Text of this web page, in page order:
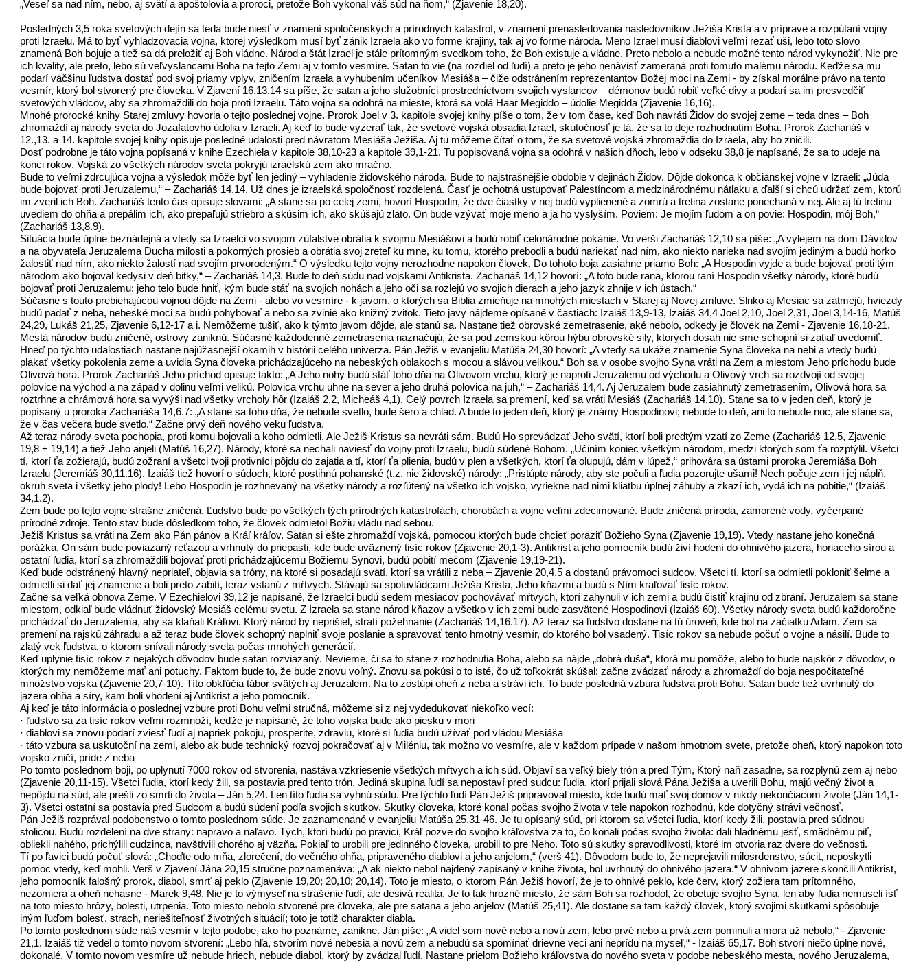
„Veseľ sa nad ním, nebo, aj svätí a apoštolovia a proroci, pretože Boh vykonal váš súd na ňom,“ (Zjavenie 18,20).
Posledných 3,5 roka svetových dejín sa teda bude niesť v znamení spoločenských a prírodných katastrof, v znamení prenasledovania nasledovníkov Ježiša Krista a v príprave a rozpútaní vojny
proti Izraelu. Má to byť vyhladzovacia vojna, ktorej výsledkom musí byť zánik Izraela ako vo forme krajiny, tak aj vo forme národa. Meno Izrael musí diablovi veľmi rezať uši, lebo toto slovo
znamená Boh bojuje a tiež sa dá preložiť aj Boh vládne. Národ a štát Izrael je stále prítomným svedkom toho, že Boh existuje a vládne. Preto nebolo a nebude možné tento národ vykynožiť. Nie pre
ich kvality, ale preto, lebo sú veľvyslancami Boha na tejto Zemi aj v tomto vesmíre. Satan to vie (na rozdiel od ľudí) a preto je jeho nenávisť zameraná proti tomuto malému národu. Keďže sa mu
podarí väčšinu ľudstva dostať pod svoj priamy vplyv, zničením Izraela a vyhubením učeníkov Mesiáša – čiže odstránením reprezentantov Božej moci na Zemi - by získal morálne právo na tento
vesmír, ktorý bol stvorený pre človeka. V Zjavení 16,13.14 sa píše, že satan a jeho služobníci prostredníctvom svojich vyslancov – démonov budú robiť veľké divy a podarí sa im presvedčiť
svetových vládcov, aby sa zhromaždili do boja proti Izraelu. Táto vojna sa odohrá na mieste, ktorá sa volá Haar Megiddo – údolie Megidda (Zjavenie 16,16).
Mnohé prorocké knihy Starej zmluvy hovoria o tejto poslednej vojne. Prorok Joel v 3. kapitole svojej knihy píše o tom, že v tom čase, keď Boh navráti Židov do svojej zeme – teda dnes – Boh
zhromaždí aj národy sveta do Jozafatovho údolia v Izraeli. Aj keď to bude vyzerať tak, že svetové vojská obsadia Izrael, skutočnosť je tá, že sa to deje rozhodnutím Boha. Prorok Zachariáš v
12.,13. a 14. kapitole svojej knihy opisuje posledné udalosti pred návratom Mesiáša Ježiša. Aj tu môžeme čítať o tom, že sa svetové vojská zhromaždia do Izraela, aby ho zničili.
Dosť podrobne je táto vojna popísaná v knihe Ezechiela v kapitole 38,10-23 a kapitole 39,1-21. Tu popisovaná vojna sa odohrá v našich dňoch, lebo v odseku 38,8 je napísané, že sa to udeje na
konci rokov. Vojská zo všetkých národov sveta pokryjú izraelskú zem ako mračno.
Bude to veľmi zdrcujúca vojna a výsledok môže byť len jediný – vyhladenie židovského národa. Bude to najstrašnejšie obdobie v dejinách Židov. Dôjde dokonca k občianskej vojne v Izraeli: „Júda
bude bojovať proti Jeruzalemu,“ – Zachariáš 14,14. Už dnes je izraelská spoločnosť rozdelená. Časť je ochotná ustupovať Palestíncom a medzinárodnému nátlaku a ďalší si chcú udržať zem, ktorú
im zveril ich Boh. Zachariáš tento čas opisuje slovami: „A stane sa po celej zemi, hovorí Hospodin, že dve čiastky v nej budú vyplienené a zomrú a tretina zostane ponechaná v nej. Ale aj tú tretinu
uvediem do ohňa a prepálim ich, ako prepaľujú striebro a skúsim ich, ako skúšajú zlato. On bude vzývať moje meno a ja ho vyslyším. Poviem: Je mojím ľudom a on povie: Hospodin, môj Boh,“
(Zachariáš 13,8.9).
Situácia bude úplne beznádejná a vtedy sa Izraelci vo svojom zúfalstve obrátia k svojmu Mesiášovi a budú robiť celonárodné pokánie. Vo verši Zachariáš 12,10 sa píše: „A vylejem na dom Dávidov
a na obyvateľa Jeruzalema Ducha milosti a pokorných prosieb a obrátia svoj zreteľ ku mne, ku tomu, ktorého prebodli a budú nariekať nad ním, ako niekto narieka nad svojím jediným a budú horko
žalostiť nad ním, ako niekto žalostí nad svojím prvorodeným.“ O výsledku tejto vojny nerozhodne napokon človek. Do tohoto boja zasiahne priamo Boh: „A Hospodin vyjde a bude bojovať proti tým
národom ako bojoval kedysi v deň bitky,“ – Zachariáš 14,3. Bude to deň súdu nad vojskami Antikrista. Zachariáš 14,12 hovorí: „A toto bude rana, ktorou raní Hospodin všetky národy, ktoré budú
bojovať proti Jeruzalemu: jeho telo bude hniť, kým bude stáť na svojich nohách a jeho oči sa rozlejú vo svojich dierach a jeho jazyk zhnije v ich ústach.“
Súčasne s touto prebiehajúcou vojnou dôjde na Zemi - alebo vo vesmíre - k javom, o ktorých sa Biblia zmieňuje na mnohých miestach v Starej aj Novej zmluve. Slnko aj Mesiac sa zatmejú, hviezdy
budú padať z neba, nebeské moci sa budú pohybovať a nebo sa zvinie ako knižný zvitok. Tieto javy nájdeme opísané v častiach: Izaiáš 13,9-13, Izaiáš 34,4 Joel 2,10, Joel 2,31, Joel 3,14-16, Matúš
24,29, Lukáš 21,25, Zjavenie 6,12-17 a i. Nemôžeme tušiť, ako k týmto javom dôjde, ale stanú sa. Nastane tiež obrovské zemetrasenie, aké nebolo, odkedy je človek na Zemi - Zjavenie 16,18-21.
Mestá národov budú zničené, ostrovy zaniknú. Súčasné každodenné zemetrasenia naznačujú, že sa pod zemskou kôrou hýbu obrovské sily, ktorých dosah nie sme schopní si zatiaľ uvedomiť.
Hneď po týchto udalostiach nastane najúžasnejší okamih v histórii celého univerza. Pán Ježiš v evanjeliu Matúša 24,30 hovorí: „A vtedy sa ukáže znamenie Syna človeka na nebi a vtedy budú
plakať všetky pokolenia zeme a uvidia Syna človeka prichádzajúceho na nebeských oblakoch s mocou a slávou velikou.“ Boh sa v osobe svojho Syna vráti na Zem a miestom Jeho príchodu bude
Olivová hora. Prorok Zachariáš Jeho príchod opisuje takto: „A Jeho nohy budú stáť toho dňa na Olivovom vrchu, ktorý je naproti Jeruzalemu od východu a Olivový vrch sa rozdvojí od svojej
polovice na východ a na západ v dolinu veľmi velikú. Polovica vrchu uhne na sever a jeho druhá polovica na juh,“ – Zachariáš 14,4. Aj Jeruzalem bude zasiahnutý zemetrasením, Olivová hora sa
roztrhne a chrámová hora sa vyvýši nad všetky vrcholy hôr (Izaiáš 2,2, Micheáš 4,1). Celý povrch Izraela sa premení, keď sa vráti Mesiáš (Zachariáš 14,10). Stane sa to v jeden deň, ktorý je
popísaný u proroka Zachariáša 14,6.7: „A stane sa toho dňa, že nebude svetlo, bude šero a chlad. A bude to jeden deň, ktorý je známy Hospodinovi; nebude to deň, ani to nebude noc, ale stane sa,
že v čas večera bude svetlo.“ Začne prvý deň nového veku ľudstva.
Až teraz národy sveta pochopia, proti komu bojovali a koho odmietli. Ale Ježiš Kristus sa nevráti sám. Budú Ho sprevádzať Jeho svätí, ktorí boli predtým vzatí zo Zeme (Zachariáš 12,5, Zjavenie
19,8 + 19,14) a tiež Jeho anjeli (Matúš 16,27). Národy, ktoré sa nechali naviesť do vojny proti Izraelu, budú súdené Bohom. „Učiním koniec všetkým národom, medzi ktorých som ťa rozptýlil. Všetci
tí, ktorí ťa zožierajú, budú zožraní a všetci tvoji protivníci pôjdu do zajatia a tí, ktorí ťa plienia, budú v plen a všetkých, ktorí ťa olupujú, dám v lúpež,“ prihovára sa ústami proroka Jeremiáša Boh
Izraelu (Jeremiáš 30,11.16). Izaiáš tiež hovorí o súdoch, ktoré postihnú pohanské (t.z. nie židovské) národy: „Pristúpte národy, aby ste počuli a ľudia pozorujte ušami! Nech počuje zem i jej náplň,
okruh sveta i všetky jeho plody! Lebo Hospodin je rozhnevaný na všetky národy a rozľútený na všetko ich vojsko, vyriekne nad nimi kliatbu úplnej záhuby a zkazí ich, vydá ich na pobitie,“ (Izaiáš
34,1.2).
Zem bude po tejto vojne strašne zničená. Ľudstvo bude po všetkých tých prírodných katastrofách, chorobách a vojne veľmi zdecimované. Bude zničená príroda, zamorené vody, vyčerpané
prírodné zdroje. Tento stav bude dôsledkom toho, že človek odmietol Božiu vládu nad sebou.
Ježiš Kristus sa vráti na Zem ako Pán pánov a Kráľ kráľov. Satan si ešte zhromaždí vojská, pomocou ktorých bude chcieť poraziť Božieho Syna (Zjavenie 19,19). Vtedy nastane jeho konečná
porážka. On sám bude poviazaný reťazou a vrhnutý do priepasti, kde bude uväznený tisíc rokov (Zjavenie 20,1-3). Antikrist a jeho pomocník budú živí hodení do ohnivého jazera, horiaceho sírou a
ostatní ľudia, ktorí sa zhromaždili bojovať proti prichádzajúcemu Božiemu Synovi, budú pobití mečom (Zjavenie 19,19-21).
Keď bude odstránený hlavný nepriateľ, objavia sa tróny, na ktoré si posadajú svätí, ktorí sa vrátili z neba – Zjavenie 20,4.5 a dostanú právomoci sudcov. Všetci tí, ktorí sa odmietli pokloniť šelme a
odmietli si dať jej znamenie a boli preto zabití, teraz vstanú z mŕtvych. Stávajú sa spoluvládcami Ježiša Krista, Jeho kňazmi a budú s Ním kraľovať tisíc rokov.
Začne sa veľká obnova Zeme. V Ezechielovi 39,12 je napísané, že Izraelci budú sedem mesiacov pochovávať mŕtvych, ktorí zahynuli v ich zemi a budú čistiť krajinu od zbraní. Jeruzalem sa stane
miestom, odkiaľ bude vládnuť židovský Mesiáš celému svetu. Z Izraela sa stane národ kňazov a všetko v ich zemi bude zasvätené Hospodinovi (Izaiáš 60). Všetky národy sveta budú každoročne
prichádzať do Jeruzalema, aby sa klaňali Kráľovi. Ktorý národ by neprišiel, stratí požehnanie (Zachariáš 14,16.17). Až teraz sa ľudstvo dostane na tú úroveň, kde bol na začiatku Adam. Zem sa
premení na rajskú záhradu a až teraz bude človek schopný naplniť svoje poslanie a spravovať tento hmotný vesmír, do ktorého bol vsadený. Tisíc rokov sa nebude počuť o vojne a násilí. Bude to
zlatý vek ľudstva, o ktorom snívali národy sveta počas mnohých generácií.
Keď uplynie tisíc rokov z nejakých dôvodov bude satan rozviazaný. Nevieme, či sa to stane z rozhodnutia Boha, alebo sa nájde „dobrá duša“, ktorá mu pomôže, alebo to bude najskôr z dôvodov, o
ktorých my nemôžeme mať ani potuchy. Faktom bude to, že bude znovu voľný. Znovu sa pokúsi o to isté, čo už toľkokrát skúšal: začne zvádzať národy a zhromaždí do boja nespočitateľné
množstvo vojska (Zjavenie 20,7-10). Títo obkľúčia tábor svätých aj Jeruzalem. Na to zostúpi oheň z neba a strávi ich. To bude posledná vzbura ľudstva proti Bohu. Satan bude tiež uvrhnutý do
jazera ohňa a síry, kam boli vhodení aj Antikrist a jeho pomocník.
Aj keď je táto informácia o poslednej vzbure proti Bohu veľmi stručná, môžeme si z nej vydedukovať niekoľko vecí:
· ľudstvo sa za tisíc rokov veľmi rozmnoží, keďže je napísané, že toho vojska bude ako piesku v mori
· diablovi sa znovu podarí zviesť ľudí aj napriek pokoju, prosperite, zdraviu, ktoré si ľudia budú užívať pod vládou Mesiáša
· táto vzbura sa uskutoční na zemi, alebo ak bude technický rozvoj pokračovať aj v Miléniu, tak možno vo vesmíre, ale v každom prípade v našom hmotnom svete, pretože oheň, ktorý napokon toto
vojsko zničí, príde z neba
Po tomto poslednom boji, po uplynutí 7000 rokov od stvorenia, nastáva vzkriesenie všetkých mŕtvych a ich súd. Objaví sa veľký biely trón a pred Tým, Ktorý naň zasadne, sa rozplynú zem aj nebo
(Zjavenie 20,11-15). Všetci ľudia, ktorí kedy žili, sa postavia pred tento trón. Jediná skupina ľudí sa nepostaví pred sudcu: ľudia, ktorí prijali slová Pána Ježiša a uverili Bohu, majú večný život a
nepôjdu na súd, ale prešli zo smrti do života – Ján 5,24. Len títo ľudia sa vyhnú súdu. Pre týchto ľudí Pán Ježiš pripravoval miesto, kde budú mať svoj domov v nikdy nekončiacom živote (Ján 14,1-
3). Všetci ostatní sa postavia pred Sudcom a budú súdení podľa svojich skutkov. Skutky človeka, ktoré konal počas svojho života v tele napokon rozhodnú, kde dotyčný strávi večnosť.
Pán Ježiš rozprával podobenstvo o tomto poslednom súde. Je zaznamenané v evanjeliu Matúša 25,31-46. Je tu opísaný súd, pri ktorom sa všetci ľudia, ktorí kedy žili, postavia pred súdnou
stolicou. Budú rozdelení na dve strany: napravo a naľavo. Tých, ktorí budú po pravici, Kráľ pozve do svojho kráľovstva za to, čo konali počas svojho života: dali hladnému jesť, smädnému piť,
obliekli nahého, prichýlili cudzinca, navštívili chorého aj väzňa. Pokiaľ to urobili pre jedinného človeka, urobili to pre Neho. Toto sú skutky spravodlivosti, ktoré im otvoria raz dvere do večnosti.
Tí po ľavici budú počuť slová: „Choďte odo mňa, zlorečení, do večného ohňa, pripraveného diablovi a jeho anjelom,“ (verš 41). Dôvodom bude to, že neprejavili milosrdenstvo, súcit, neposkytli
pomoc vtedy, keď mohli. Verš v Zjavení Jána 20,15 stručne poznamenáva: „A ak niekto nebol najdený zapísaný v knihe života, bol uvrhnutý do ohnivého jazera.“ V ohnivom jazere skončili Antikrist,
jeho pomocník falošný prorok, diabol, smrť aj peklo (Zjavenie 19,20; 20,10; 20,14). Toto je miesto, o ktorom Pán Ježiš hovorí, že je to ohnivé peklo, kde červ, ktorý zožiera tam prítomného,
nezomiera a oheň nehasne - Marek 9,48. Nie je to výmyseľ na strašenie ľudí, ale desivá realita. Je to tak hrozné miesto, že sám Boh sa rozhodol, že obetuje svojho Syna, len aby ľudia nemuseli ísť
na toto miesto hrôzy, bolesti, utrpenia. Toto miesto nebolo stvorené pre človeka, ale pre satana a jeho anjelov (Matúš 25,41). Ale dostane sa tam každý človek, ktorý svojimi skutkami spôsobuje
iným ľuďom bolesť, strach, neriešiteľnosť životných situácií; toto je totiž charakter diabla.
Po tomto poslednom súde náš vesmír v tejto podobe, ako ho poznáme, zanikne. Ján píše: „A videl som nové nebo a novú zem, lebo prvé nebo a prvá zem pominuli a mora už nebolo,“ - Zjavenie
21,1. Izaiáš tiž vedel o tomto novom stvorení: „Lebo hľa, stvorím nové nebesia a novú zem a nebudú sa spomínať drievne veci ani neprídu na myseľ,“ - Izaiáš 65,17. Boh stvorí niečo úplne nové,
dokonalé. V tomto novom vesmíre už nebude hriech, nebude diabol, ktorý by zvádzal ľudí. Nastane prielom Božieho kráľovstva do nového sveta v podobe nebeského mesta, nového Jeruzalema,